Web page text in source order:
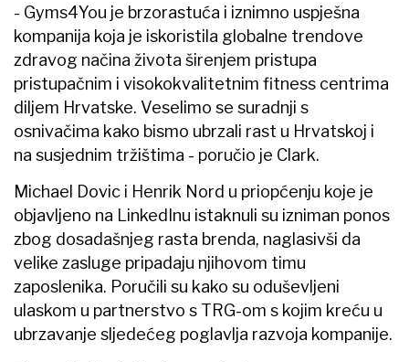
- Gyms4You je brzorastuća i iznimno uspješna
kompanija koja je iskoristila globalne trendove
zdravog načina života širenjem pristupa
pristupačnim i visokokvalitetnim fitness centrima
diljem Hrvatske. Veselimo se suradnji s
osnivačima kako bismo ubrzali rast u Hrvatskoj i
na susjednim tržištima - poručio je Clark.
Michael Dovic i Henrik Nord u priopćenju koje je
objavljeno na LinkedInu istaknuli su izniman ponos
zbog dosadašnjeg rasta brenda, naglasivši da
velike zasluge pripadaju njihovom timu
zaposlenika. Poručili su kako su oduševljeni
ulaskom u partnerstvo s TRG-om s kojim kreću u
ubrzavanje sljedećeg poglavlja razvoja kompanije.